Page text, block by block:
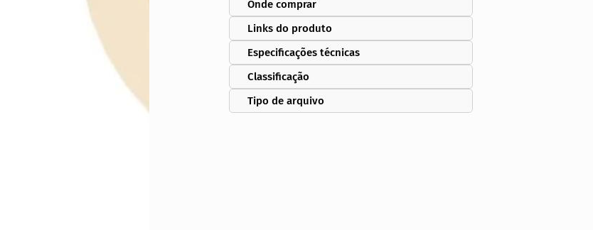
Onde comprar
Links do produto
Especificações técnicas
Classificação
Tipo de arquivo